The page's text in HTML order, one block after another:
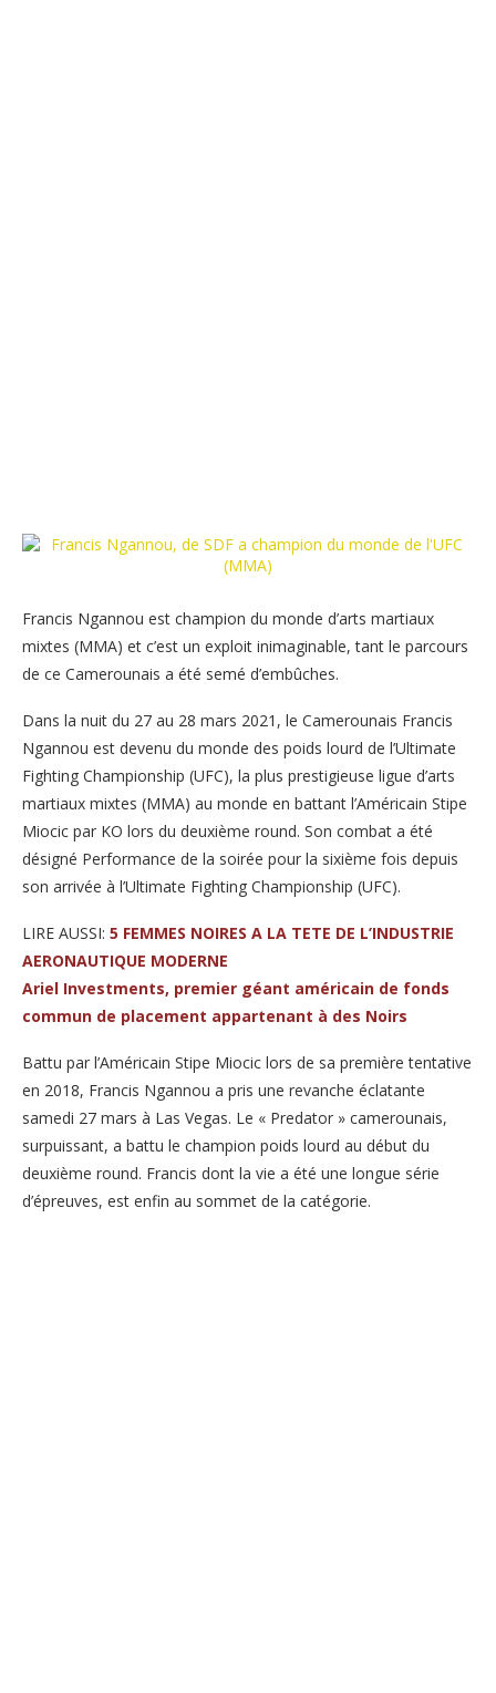
Francis Ngannou est champion du monde d’arts martiaux
mixtes (MMA) et c’est un exploit inimaginable, tant le parcours
de ce Camerounais a été semé d’embûches.
Dans la nuit du 27 au 28 mars 2021, le Camerounais Francis
Ngannou est devenu du monde des poids lourd de l’Ultimate
Fighting Championship (UFC), la plus prestigieuse ligue d’arts
martiaux mixtes (MMA) au monde en battant l’Américain Stipe
Miocic par KO lors du deuxième round. Son combat a été
désigné Performance de la soirée pour la sixième fois depuis
son arrivée à l’Ultimate Fighting Championship (UFC).
LIRE AUSSI: 5 FEMMES NOIRES A LA TETE DE L’INDUSTRIE
AERONAUTIQUE MODERNE
Ariel Investments, premier géant américain de fonds
commun de placement appartenant à des Noirs
Battu par l’Américain Stipe Miocic lors de sa première tentative
en 2018, Francis Ngannou a pris une revanche éclatante
samedi 27 mars à Las Vegas. Le « Predator » camerounais,
surpuissant, a battu le champion poids lourd au début du
deuxième round. Francis dont la vie a été une longue série
d’épreuves, est enfin au sommet de la catégorie.